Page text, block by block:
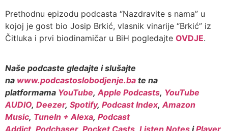
Prethodnu epizodu podcasta “Nazdravite s nama” u
kojoj je gost bio Josip Brkić, vlasnik vinarije “Brkić” iz
Čitluka i prvi biodinamičar u BiH pogledajte OVDJE.
Naše podcaste gledajte i slušajte
na www.podcastoslobodjenje.ba te na
platformama YouTube, Apple Podcasts, YouTube
AUDIO, Deezer, Spotify, Podcast Index, Amazon
Music, TuneIn + Alexa, Podcast
Addict, Podchaser, Pocket Casts, Listen Notes iPlayer